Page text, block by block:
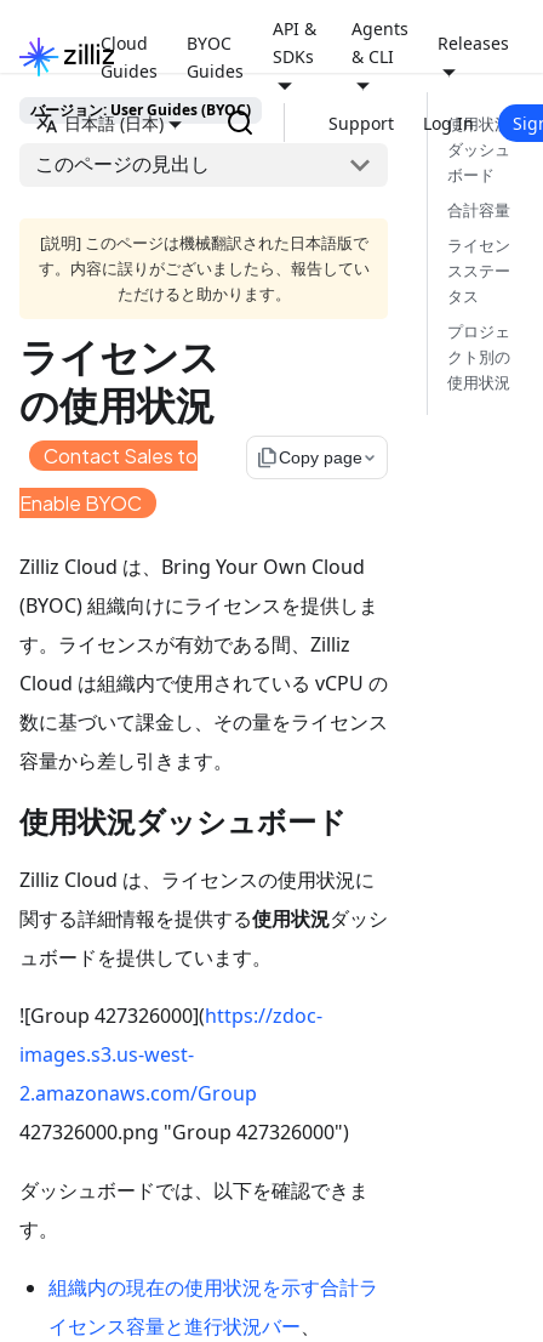
Cloud
Guides
BYOC
Guides
API &
SDKs
Agents
& CLI
Releases
日本語 (日本) Support Log In
バージョン: User Guides (BYOC)
このページの見出し
[説明] このページは機械翻訳された日本語版で
す。内容に誤りがございましたら、報告してい
ただけると助かります。
ライセンス
の使用状況
Contact Sales to
Enable BYOC
file_copyCopy page
Zilliz Cloud は、Bring Your Own Cloud
(BYOC) 組織向けにライセンスを提供しま
す。ライセンスが有効である間、Zilliz
Cloud は組織内で使用されている vCPU の
数に基づいて課金し、その量をライセンス
容量から差し引きます。
使用状況ダッシュボード
Zilliz Cloud は、ライセンスの使用状況に
関する詳細情報を提供する使用状況ダッシ
ュボードを提供しています。
![Group 427326000](https://zdoc-
images.s3.us-west-
2.amazonaws.com/Group
427326000.png "Group 427326000")
ダッシュボードでは、以下を確認できま
す。
組織内の現在の使用状況を示す合計ラ
イセンス容量と進行状況バー、
使用状況
ダッシュ
ボード
合計容量
ライセン
スステー
タス
プロジェ
クト別の
使用状況